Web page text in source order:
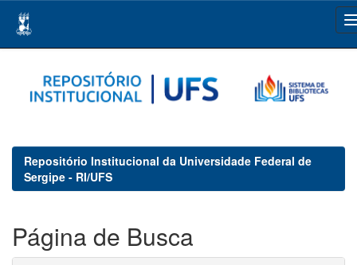
navigation
Repositório Institucional da Universidade Federal de
Sergipe - RI/UFS
Página de Busca